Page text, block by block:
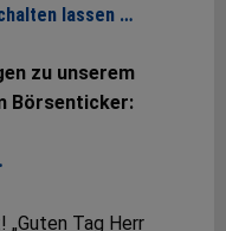
lassen …
zu unserem
Börsenticker:
Tag Herr